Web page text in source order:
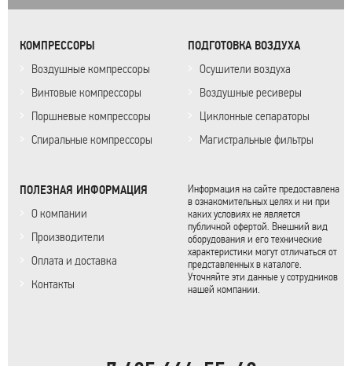
КОМПРЕССОРЫ
Воздушные компрессоры
Винтовые компрессоры
Поршневые компрессоры
Спиральные компрессоры
ПОДГОТОВКА ВОЗДУХА
Осушители воздуха
Воздушные ресиверы
Циклонные сепараторы
Магистральные фильтры
ПОЛЕЗНАЯ ИНФОРМАЦИЯ
О компании
Производители
Оплата и доставка
Контакты
Информация на сайте предоставлена
в ознакомительных целях и ни при
каких условиях не является
публичной офертой. Внешний вид
оборудования и его технические
характеристики могут отличаться от
представленных в каталоге.
Уточняйте эти данные у сотрудников
нашей компании.